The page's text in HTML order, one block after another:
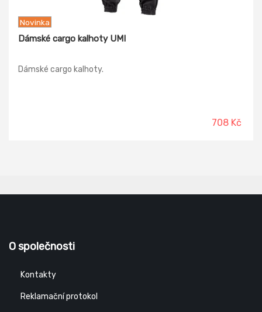
Novinka
Dámské cargo kalhoty UMI
Dámské cargo kalhoty.
708 Kč
O společnosti
Kontakty
Reklamační protokol